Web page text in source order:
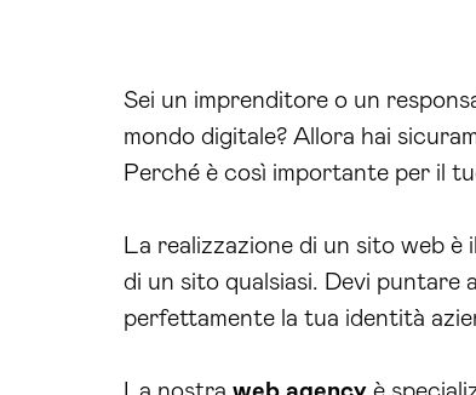
Sei un imprenditore o un
mondo digitale? Allora hai
Perché è così importante per il
La realizzazione di un sito web
di un sito qualsiasi. Devi puntare
perfettamente la tua identità